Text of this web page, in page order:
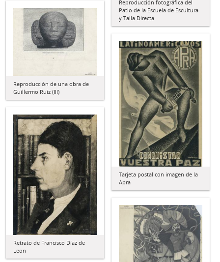
Reproducción fotográfica del
Patio de la Escuela de Escultura
y Talla Directa
Reproducción de una obra de
Guillermo Ruiz (III)
Tarjeta postal con imagen de la
Apra
Retrato de Francisco Díaz de
León